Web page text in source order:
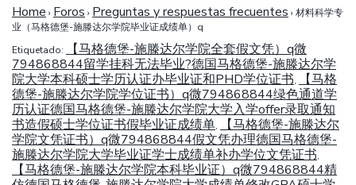
Home › Foros › Preguntas y respuestas frecuentes › 材料科学专
业（马格德堡-施滕达尔学院毕业证成绩单）q
Etiquetado:
【马格德堡-施滕达尔学院全套假文凭）q微
794868844留学挂科无法毕业?德国马格德堡-施滕达尔学
院大学本科硕士学历认证办毕业证和PHD学位证书,
【马格
德堡-施滕达尔学院学位证书）q微794868844绿色通道学
历认证德国马格德堡-施滕达尔学院大学入学offer录取通知
书造假硕士学位证书假毕业证成绩单,
【马格德堡-施滕达尔
学院文凭证书）q微794868844假文凭办理德国马格德堡-
施滕达尔学院大学毕业证学士成绩单补办学位文凭证书,
【马格德堡-施滕达尔学院本科毕业证）q微794868844精